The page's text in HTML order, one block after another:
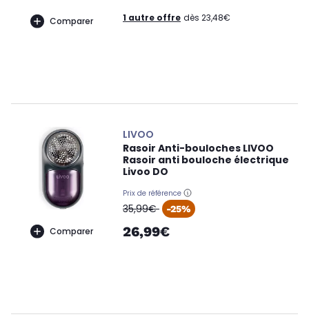
Comparer 1 autre offre dès 23,48€
Comparer
LIVOO
Rasoir Anti-bouloches LIVOO
Rasoir anti bouloche électrique
Livoo DO
Prix de référence
oldPrice
35,99€ -25%
26,99€